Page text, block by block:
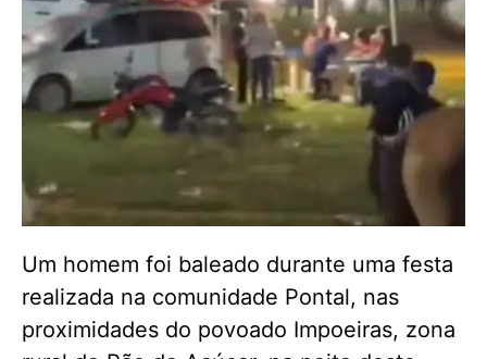
Um homem foi baleado durante uma festa
realizada na comunidade Pontal, nas
proximidades do povoado Impoeiras, zona